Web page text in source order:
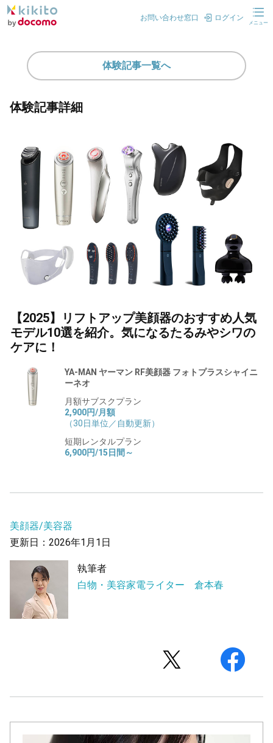
お問い合わせ窓口 ログイン
メニュー
体験記事一覧へ
体験記事詳細
【2025】リフトアップ美顔器のおすすめ人気
モデル10選を紹介。気になるたるみやシワの
ケアに！
YA-MAN ヤーマン RF美顔器 フォトプラスシャイニ
ーネオ
月額サブスクプラン
2,900円/月額
（30日単位／自動更新）
短期レンタルプラン
6,900円/15日間～
美顔器/美容器
更新日：2026年1月1日
執筆者
白物・美容家電ライター 倉本春